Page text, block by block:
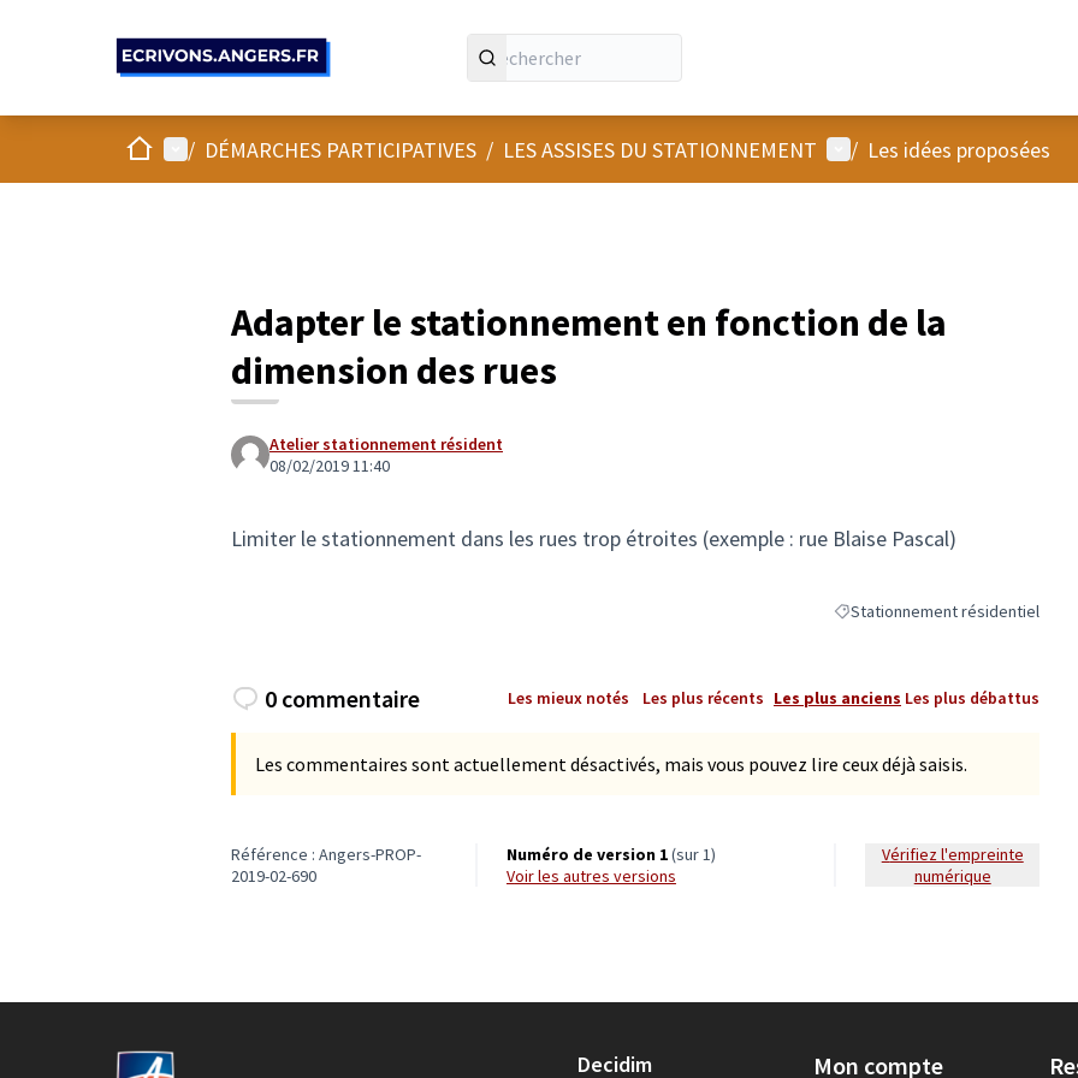
AccueilMenu principal
/ DÉMARCHES PARTICIPATIVES / LES ASSISES DU STATIONNEMENT Menu utilisateur
/ Les idées proposées
Adapter le stationnement en fonction de la
dimension des rues
Atelier stationnement résident
08/02/2019 11:40
Limiter le stationnement dans les rues trop étroites (exemple : rue Blaise Pascal)
Filtrer les résultats de la
Stationnement résidentiel
0 commentaire Les mieux notés Les plus récents Les plus anciens Les plus débattus
Les commentaires sont actuellement désactivés, mais vous pouvez lire ceux déjà saisis.
Référence : Angers-PROP-
2019-02-690
Numéro de version 1(sur 1)
voir les autres versions
Vérifiez l'empreinte
numérique
Decidim Mon compte